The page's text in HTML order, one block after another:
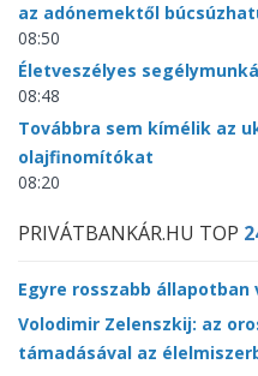
az adónemektől
08:50
Életveszélyes
08:48
Továbbra sem kímélik az
olajfinomítókat
08:20
PRIVÁTBANKÁR.HU TOP
Egyre rosszabb állapotban
Volodimir Zelenszkij: az
támadásával az